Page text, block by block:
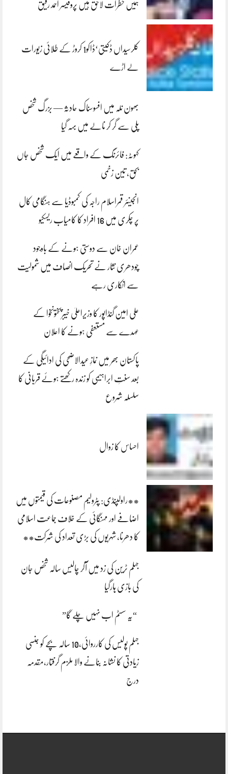
ہمیں خطرات لاحق ہیں پروفیسر احمد رفیق
کلرسیداں ڈکیتی‘ڈاکو1 کروڑ کے طلائی زیورات
لے اڑے
بھون نلہ میں افسوسناک حادثہ — بزرگ شخص
پلی سے گر کر نالے میں بہہ گیا
کہوٹہ: فائرنگ کے واقعے میں ایک شخص جاں
بحق، تین زخمی
انجینئر قمراسلام راجہ کی کمبوڈیا سے ہنگامی کال
پر چکری میں 16 افراد کا کامیاب ریسکیو
عمران خان سے دوستی ہونے کے باوجود
چودھری نثار نے تحریک انصاف میں شمولیت
سے انکاری رہے
علی امین گنڈاپور کا وزیراعلیٰ خیبرپختونخوا کے
عہدے سے مستعفی ہونے کا اعلان
پاکستان بھر میں نمازِ عیدالاضحی کی ادائیگی کے
بعد سنتِ ابراہیمی کو زندہ رکھتے ہوئے قربانی کا
سلسلہ شروع
احساس کا زوال
**راولپنڈی: پٹرولیم مصنوعات کی قیمتوں میں
اضافے اور مہنگائی کے خلاف جماعت اسلامی
کا دھرنا، شہریوں کی بڑی تعداد کی شرکت**
جہلم ٹرین کی زد میں آکر چالیس سالہ شخص جان
کی بازی ہارگیا
“یہ سسٹم اب نہیں چلے گا”
جہلم پولیس کی کارروائی،10 سالہ بچے کو جنسی
زیادتی کا نشانہ بنانے والا ملزم گرفتار،مقدمہ
درج